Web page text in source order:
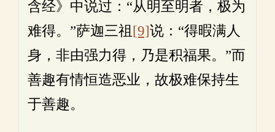
含经》中说过：“从明至明者，极为
难得。”萨迦三祖 [9]说：“得暇满人
身，非由强力得，乃是积福果。”而
善趣有情恒造恶业，故极难保持生
于善趣。